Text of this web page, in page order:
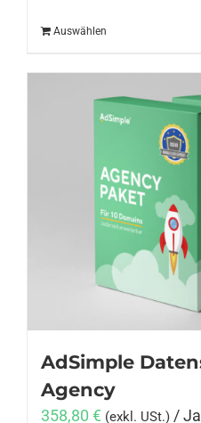
Auswählen
AdSimple
Agency
358,80 € (exkl. USt.) /